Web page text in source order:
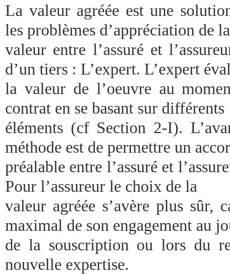
La valeur agréée est une
les problèmes d’appréciation de la
valeur entre l’assuré et
d’un tiers : L’expert. L’expert
la valeur de l’oeuvre au
contrat en se basant sur différents
éléments (cf Section 2-I).
méthode est de permettre un
préalable entre l’assuré et
Pour l’assureur le choix de la
valeur agréée s’avère plus sûr,
maximal de son engagement au
de la souscription ou lors du
nouvelle expertise.